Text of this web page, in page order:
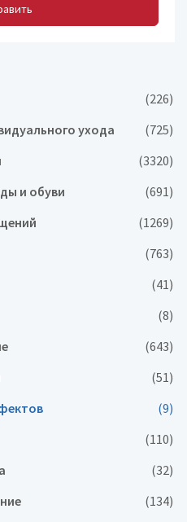
(226)
ухода
(725)
(3320)
и обуви
(691)
(1269)
(763)
(41)
(8)
(643)
(51)
(9)
(110)
(32)
(134)